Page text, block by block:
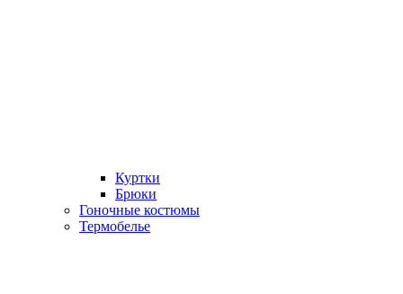
Куртки
Брюки
Гоночные костюмы
Термобелье